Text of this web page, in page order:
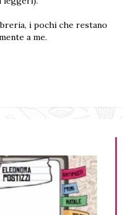
i pochi che restano
a me.